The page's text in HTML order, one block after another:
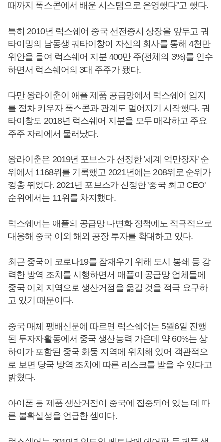
때까지 폭스콘에서 배운 시스템으로 운영했다”고 했다.
특히 2010년 럭스쉐어 중국 선전증시 상장을 앞두고 궈
타이밍의 남동생 궈타이창이 자신의 회사를 통해 4천만
위안을 들여 럭스쉐어 지분 400만 주(전체의 3%)를 인수
하면서 럭스쉐어의 3대 주주가 됐다.
다만 왕라이춘이 애플 제품 공급망에서 럭스쉐어 입지
를 점차 키우자 폭스콘과 관계도 멀어지기 시작했다. 궈
타이창도 2018년 럭스쉐어 지분을 모두 매각하고 주요
주주 자리에서 물러났다.
왕라이춘은 2019년 포브스가 선정한 '세계 억만장자' 순
위에서 1168위를 기록했고 2021년에는 208위로 순위가
껑충 뛰었다. 2021년 포브스가 선정한 '중국 최고 CEO'
순위에서는 11위를 차지했다.
럭스쉐어는 애플의 공급망 다변화 정책에도 적극적으로
대응해 중국 이외 해외 공장 투자를 확대하고 있다.
최근 중국이 코로나19를 잠재우기 위해 도시 봉쇄 등 강
력한 방역 조치를 시행하면서 애플이 공급망 업체들에
중국 이외 지역으로 생산거점을 옮길 것을 적극 요구하
고 있기 때문이다.
중국 매체 팽배신문에 따르면 럭스쉐어는 5월6일 진행
된 투자자활동에서 중국 생산능력 가운데 약 60%는 상
하이가 포함된 중국 화둥 지역에 위치해 있어 객관적으
로 보면 당국 방역 조치에 따른 리스크를 받을 수 있다고
밝혔다.
아이폰 등 제품 생산거점이 중국에 집중되어 있는 데 따
른 불확실성을 언급한 셈이다.